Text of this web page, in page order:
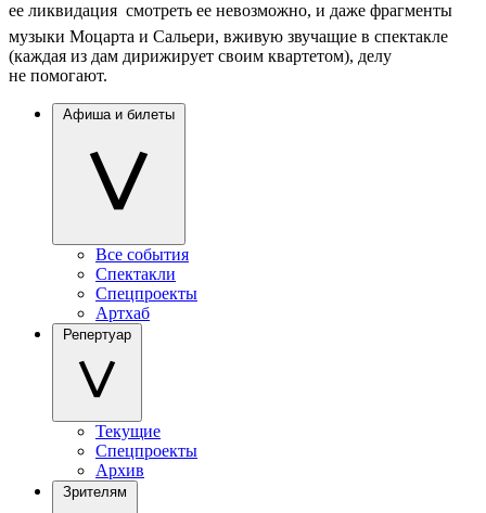
ее ликвидация  смотреть ее невозможно, и даже фрагменты
музыки Моцарта и Сальери, вживую звучащие в спектакле
(каждая из дам дирижирует своим квартетом), делу
не помогают.
Афиша и билеты
Все события
Спектакли
Спецпроекты
Артхаб
Репертуар
Текущие
Спецпроекты
Архив
Зрителям